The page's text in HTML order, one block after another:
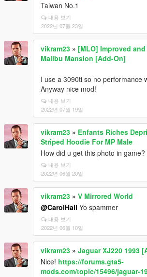
Taiwan No.1
내용 보기
2022년 07월 23일
vikram23 » [MLO] Improved
Malibu Mansion [Add-On]
I use a 3090ti so no performance
Anyway nice mod!
내용 보기
2022년 07월 19일
vikram23 » Enfants Riches
Striped Hoodie For MP Male
How did u get this photo in game?
내용 보기
2022년 06월 20일
vikram23 » V Mirrored World
@CarolHall Yo spammer
내용 보기
2022년 06월 10일
vikram23 » Jaguar XJ220 1993
Nice! https://forums.gta5-
mods.com/topic/15496/jaguar-